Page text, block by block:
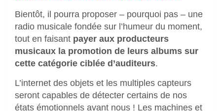
Bientôt, il pourra proposer – pourquoi pas – une
radio musicale fondée sur l’humeur du moment,
tout en faisant payer aux producteurs
musicaux la promotion de leurs albums sur
cette catégorie ciblée d’auditeurs.
L’internet des objets et les multiples capteurs
seront capables de détecter certains de nos
états émotionnels avant nous ! Les machines et